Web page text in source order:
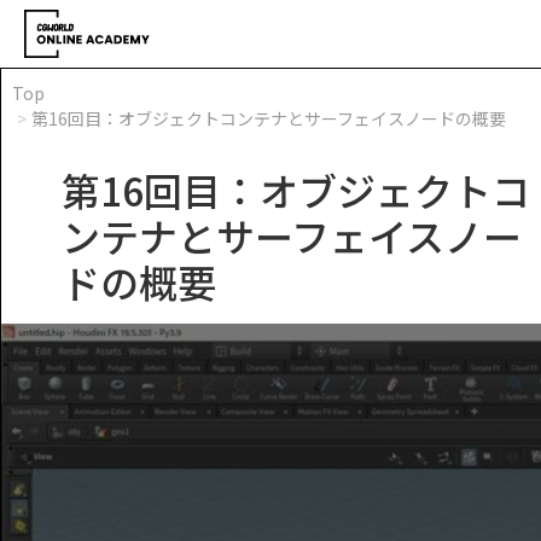
Top
第16回目：オブジェクトコンテナとサーフェイスノードの概要
第16回目：オブジェクトコ
ンテナとサーフェイスノー
ドの概要